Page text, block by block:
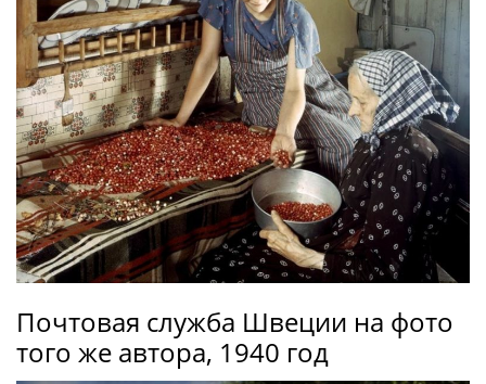
Почтовая служба Швеции на фото
того же автора, 1940 год